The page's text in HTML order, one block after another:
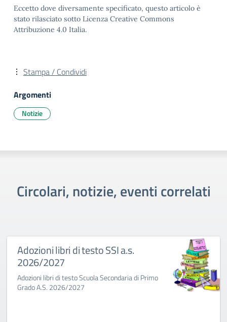
Eccetto dove diversamente specificato, questo articolo è
stato rilasciato sotto Licenza Creative Commons
Attribuzione 4.0 Italia.
Stampa / Condividi
Argomenti
Notizie
Circolari, notizie, eventi correlati
Adozioni libri di testo SSI a.s.
2026/2027
Adozioni libri di testo Scuola Secondaria di Primo
Grado A.S. 2026/2027